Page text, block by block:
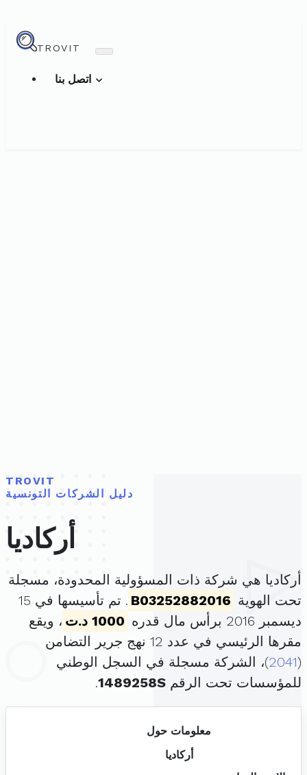
TROVIT
TROVIT
دليل الشركات التونسية
أركاديا
أركاديا هي شركة ذات المسؤولية المحدودة، مسجلة
تحت الهوية B03252882016
. تم تأسيسها في 15
ديسمبر 2016 برأس مال قدره
1000 د.ت
، ويقع
مقرها الرئيسي في عدد 12 نهج جرير التضامن
(
2041)، الشركة مسجلة في السجل الوطني
للمؤسسات تحت الرقم 1489258S
.
معلومات حول
أركاديا